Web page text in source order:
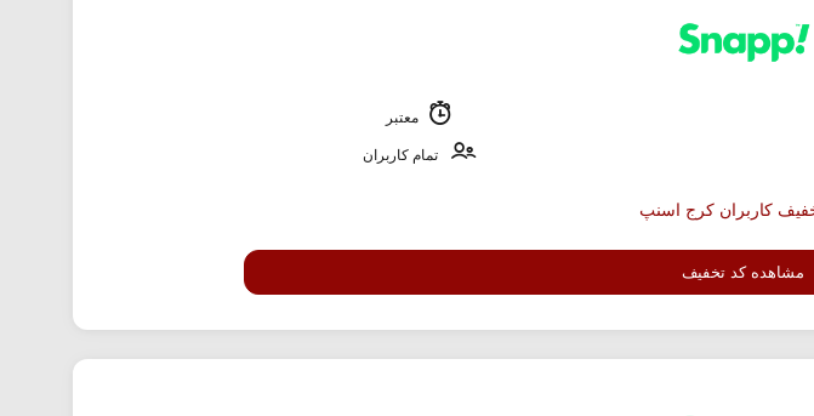
معتبر
تمام کاربران
کاربران کرج اسنپ
مشاهده کد تخفیف